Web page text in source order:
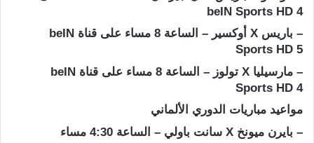
beIN Sports HD 4
– باريس X أوكسير – الساعة 8 مساء على قناة beIN
Sports HD 5
– مارسيليا X تولوز – الساعة 8 مساء على قناة beIN
Sports HD 4
مواعيد مباريات الدوري الألماني
– بايرن ميونخ X سانت باولي – الساعة 4:30 مساء